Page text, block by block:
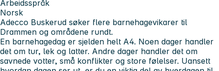
Arbeidsspråk
Norsk
Adecco Buskerud søker flere barnehagevikarer til
Drammen og områdene rundt.
En barnehagedag er sjelden helt A4. Noen dager handler
det om tur, lek og latter. Andre dager handler det om
savnede votter, små konflikter og store følelser. Uansett